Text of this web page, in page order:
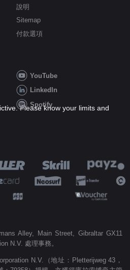
說明
Sitemap
付款選項
YouTube
LinkedIn
Spotify
Please know your limits and
Alley, Main Street, Gibraltar GX11
N.V. 處理事務。
N.V.（地址：Pletterijweg 43，